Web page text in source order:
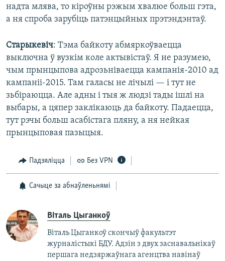
надта млява, то кіроўны рэжым хвалюе больш гэта,
а ня спроба зарубіць патэнцыйных прэтэндэнтаў.
Старыкевіч: Тэма байкоту абмяркоўваецца
выключна ў вузкім коле актывістаў. Я не разумею,
чым прынцыпова адрозьніваецца кампанія-2010 ад
кампаніі-2015. Там галасы не лічылі — і тут не
зьбіраюцца. Але адны і тыя ж людзі тады ішлі на
выбары, а цяпер заклікаюць да байкоту. Падаецца,
тут рэчы больш асабістага пляну, а ня нейкая
прынцыповая пазыцыя.
Падзяліцца Без VPN
Сачыце за абнаўленьнямі
Віталь Цыганкоў
Віталь Цыганкоў скончыў факультэт
журналістыкі БДУ. Адзін з двух заснавальнікаў
першага недзяржаўнага агенцтва навінаў